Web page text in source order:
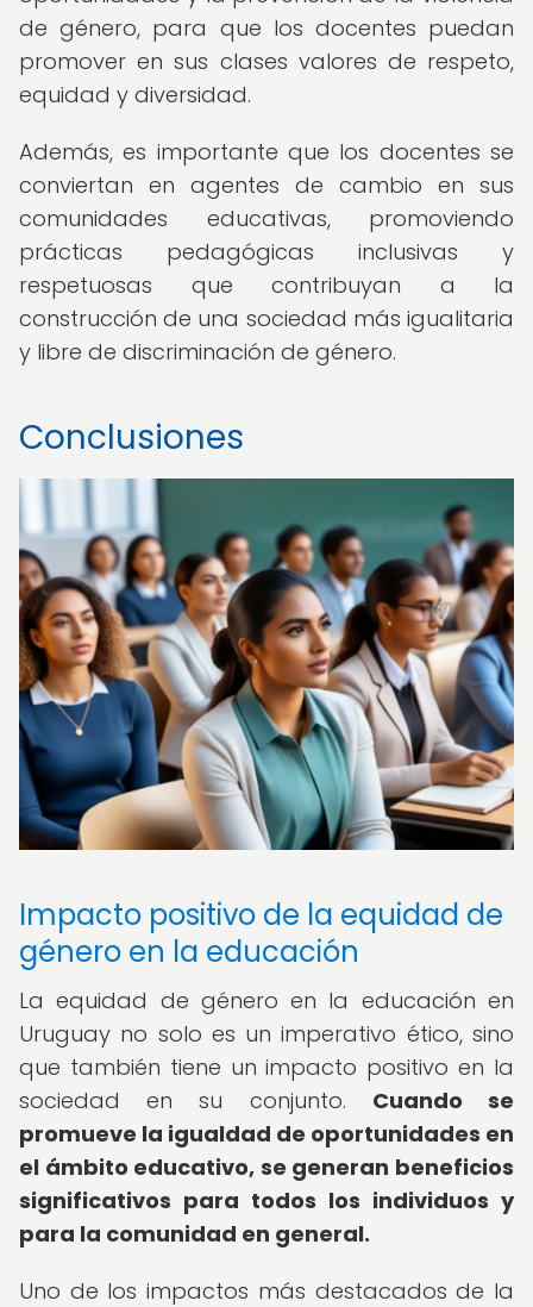
de género, para que los docentes puedan
promover en sus clases valores de respeto,
equidad y diversidad.
Además, es importante que los docentes se
conviertan en agentes de cambio en sus
comunidades educativas, promoviendo
prácticas pedagógicas inclusivas y
respetuosas que contribuyan a la
construcción de una sociedad más igualitaria
y libre de discriminación de género.
Conclusiones
Impacto positivo de la equidad de
género en la educación
La equidad de género en la educación en
Uruguay no solo es un imperativo ético, sino
que también tiene un impacto positivo en la
sociedad en su conjunto. Cuando se
promueve la igualdad de oportunidades en
el ámbito educativo, se generan beneficios
significativos para todos los individuos y
para la comunidad en general.
Uno de los impactos más destacados de la